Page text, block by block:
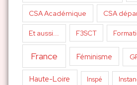
CSA Académique CSA
Et aussi... F3SCT
France Féminisme
Haute-Loire Inspé